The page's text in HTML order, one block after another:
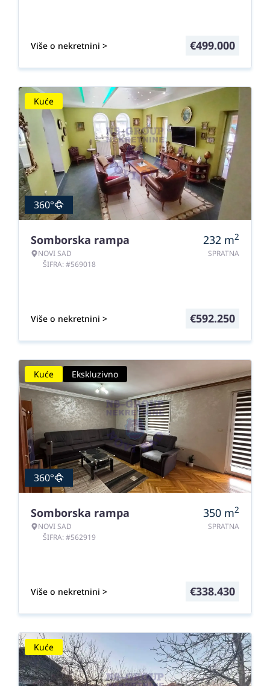
Više o nekretnini > €499.000
Kuće
360°
Somborska rampa
NOVI SAD
ŠIFRA: #569018
232 m2
SPRATNA
Više o nekretnini > €592.250
Kuće Ekskluzivno
360°
Somborska rampa
NOVI SAD
ŠIFRA: #562919
350 m2
SPRATNA
Više o nekretnini > €338.430
Kuće